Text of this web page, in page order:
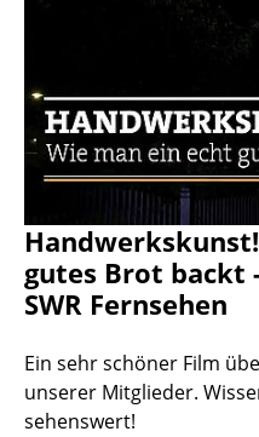
gutes Brot backt
SWR Fernsehen
Ein sehr schöner Film
unserer Mitglieder.
sehenswert!